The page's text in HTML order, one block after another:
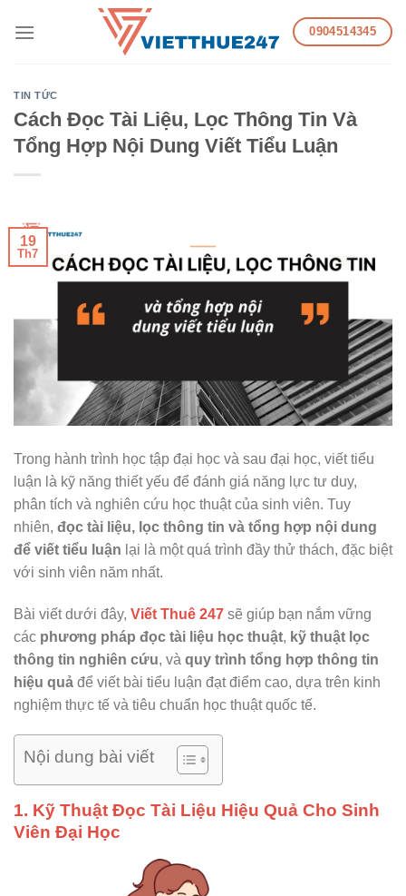
0904514345
TIN TỨC
Cách Đọc Tài Liệu, Lọc Thông Tin Và
Tổng Hợp Nội Dung Viết Tiểu Luận
19
Th7
Trong hành trình học tập đại học và sau đại học, viết tiểu
luận là kỹ năng thiết yếu để đánh giá năng lực tư duy,
phân tích và nghiên cứu học thuật của sinh viên. Tuy
nhiên, đọc tài liệu, lọc thông tin và tổng hợp nội dung
để viết tiểu luận lại là một quá trình đầy thử thách, đặc biệt
với sinh viên năm nhất.
Bài viết dưới đây, Viết Thuê 247 sẽ giúp bạn nắm vững
các phương pháp đọc tài liệu học thuật, kỹ thuật lọc
thông tin nghiên cứu, và quy trình tổng hợp thông tin
hiệu quả để viết bài tiểu luận đạt điểm cao, dựa trên kinh
nghiệm thực tế và tiêu chuẩn học thuật quốc tế.
Nội dung bài viết
1. Kỹ Thuật Đọc Tài Liệu Hiệu Quả Cho Sinh
Viên Đại Học